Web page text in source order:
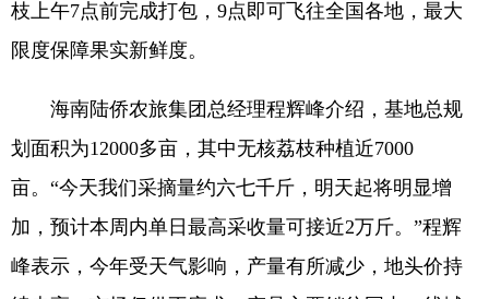
枝上午7点前完成打包，9点即可飞往全国各地，最大
限度保障果实新鲜度。
海南陆侨农旅集团总经理程辉峰介绍，基地总规
划面积为12000多亩，其中无核荔枝种植近7000
亩。“今天我们采摘量约六七千斤，明天起将明显增
加，预计本周内单日最高采收量可接近2万斤。”程辉
峰表示，今年受天气影响，产量有所减少，地头价持